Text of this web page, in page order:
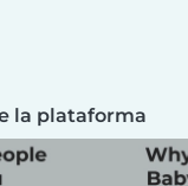
la plataforma